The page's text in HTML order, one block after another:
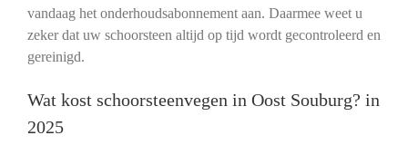
vandaag het onderhoudsabonnement aan. Daarmee weet u
zeker dat uw schoorsteen altijd op tijd wordt gecontroleerd en
gereinigd.
Wat kost schoorsteenvegen in Oost Souburg? in
2025